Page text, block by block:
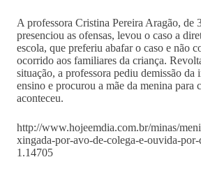
A professora Cristina Pereira Aragão, de
presenciou as ofensas, levou o caso a
escola, que preferiu abafar o caso e não
ocorrido aos familiares da criança.
situação, a professora pediu demissão da
ensino e procurou a mãe da menina para
aconteceu.
http://www.hojeemdia.com.br/minas/
xingada-por-avo-de-colega-e-ouvida-por-
1.14705